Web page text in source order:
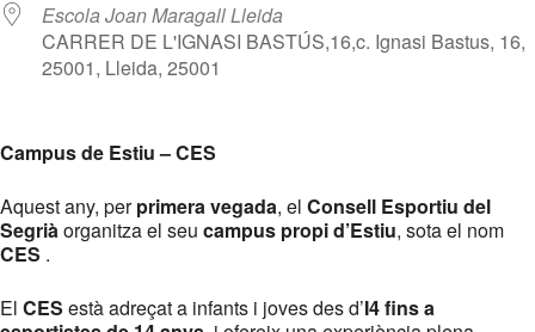
Escola Joan Maragall Lleida
CARRER DE L'IGNASI BASTÚS,16,c. Ignasi Bastus, 16,
25001, Lleida, 25001
Campus de Estiu – CES
Aquest any, perprimera vegada, el Consell Esportiu del
Segriàorganitza el seu campus propi d’Estiu, sota el nom
CES .
El CES està adreçat a infants i joves des d’I4 fins a